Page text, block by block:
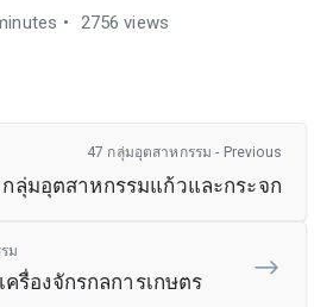
2756 views
47 กลุ่มอุตสาหกรรม - Previous
กลุ่มอุตสาหกรรมแก้วและกระจก
ม
รื่องจักรกลการเกษตร